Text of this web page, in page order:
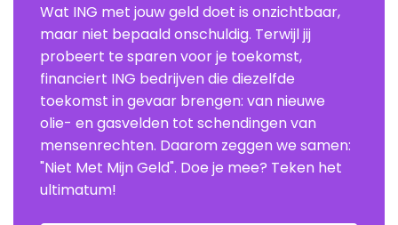
Wat ING met jouw geld doet is onzichtbaar,
maar niet bepaald onschuldig. Terwijl jij
probeert te sparen voor je toekomst,
financiert ING bedrijven die diezelfde
toekomst in gevaar brengen: van nieuwe
olie- en gasvelden tot schendingen van
mensenrechten. Daarom zeggen we samen:
"Niet Met Mijn Geld". Doe je mee? Teken het
ultimatum!